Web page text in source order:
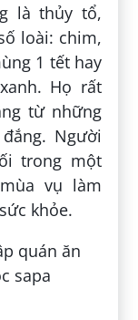
là thủy tổ,
loài: chim,
1 tết hay
Họ rất
từ những
Người
trong một
vụ làm
khỏe.